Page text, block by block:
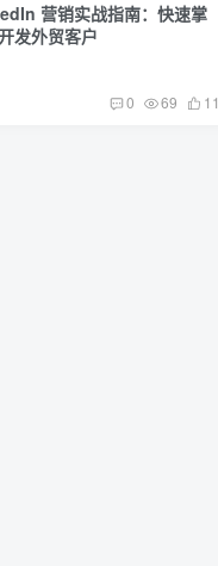
营销实战指南：快速掌
发外贸客户
0 69 11